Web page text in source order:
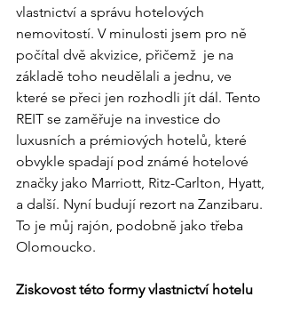
vlastnictví a správu hotelových
nemovitostí. V minulosti jsem pro ně
počítal dvě akvizice, přičemž  je na
základě toho neudělali a jednu, ve
které se přeci jen rozhodli jít dál. Tento
REIT se zaměřuje na investice do
luxusních a prémiových hotelů, které
obvykle spadají pod známé hotelové
značky jako Marriott, Ritz-Carlton, Hyatt,
a další. Nyní budují rezort na Zanzibaru.
To je můj rajón, podobně jako třeba
Olomoucko.
Ziskovost této formy vlastnictví hotelu